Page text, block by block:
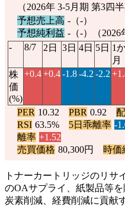
（2026年 3-5月期 第3四半
予想売上高 -（-）
予想純利益 -（-）（2026
-
8/7 2日 3日 4日 5日 1
月
株
価
(%)
+0.4+0.4-1.8-4.2 -2.2
PER 10.32 PBR 0.92
RSI 63.5% 5日乖離率 -
離率 +1.52
売買価格 80,300円 時価
トナーカートリッジのリサ
のOAサプライ、紙製品等
炭素削減、経費削減に貢献